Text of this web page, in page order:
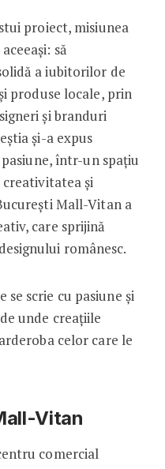
proiect, misiunea
să
a iubitorilor de
produse locale, prin
și branduri
și-a expus
într-un spațiu
și
Mall-Vitan a
care sprijină
românesc.
se scrie cu pasiune și
unde creațiile
celor care le
Vitan
comercial